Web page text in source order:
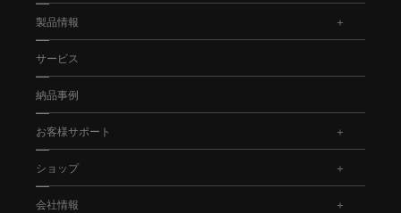
製品情報
サービス
納品事例
お客様サポート
ショップ
会社情報